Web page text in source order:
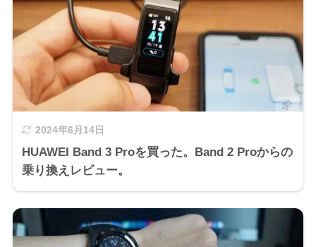
2024年6月14日
HUAWEI Band 3 Proを買った。Band 2 Proからの
乗り換えレビュー。